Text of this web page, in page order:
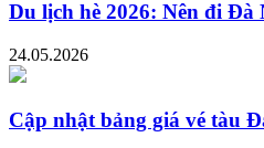
Du lịch hè 2026: Nên đi Đà
24.05.2026
Cập nhật bảng giá vé tàu